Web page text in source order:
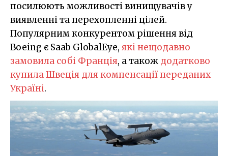
посилюють можливості винищувачів у
виявленні та перехопленні цілей.
Популярним конкурентом рішення від
Boeing є Saab GlobalEye, які нещодавно
замовила собі Франція, а також додатково
купила Швеція для компенсації переданих
Україні.